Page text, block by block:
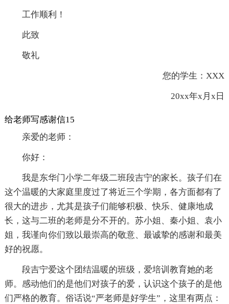
工作顺利！
此致
敬礼
您的学生：XXX
20xx年x月x日
给老师写感谢信15
亲爱的老师：
你好：
我是东华门小学二年级二班段吉宁的家长。孩子们在
这个温暖的大家庭里度过了将近三个学期，各方面都有了
很大的进步，尤其是孩子们能够积极、快乐、健康地成
长，这与二班的老师是分不开的。苏小姐、秦小姐、袁小
姐，我谨向你们致以最崇高的敬意、最诚挚的感谢和最美
好的祝愿。
段吉宁爱这个团结温暖的班级，爱培训教育她的老
师。感动他们的是他们对孩子的爱，认识这个孩子的是他
们严格的教育。俗话说“严老师是好学生”，这里有两点：